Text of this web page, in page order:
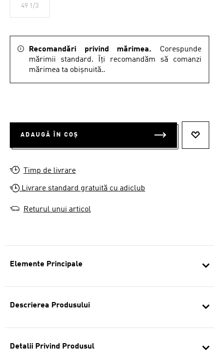
Elemente Principale
Descrierea Produsului
Detalii Privind Produsul
49 1/3
Recomandări privind mărimea. Corespunde
mărimii standard. Îți recomandăm să comanzi
mărimea ta obișnuită..
ADAUGĂ ÎN COȘ
Timp de livrare
Livrare standard gratuită cu adiclub
Returul unui articol